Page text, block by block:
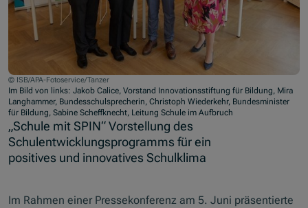
© ISB/APA-Fotoservice/Tanzer
Im Bild von links: Jakob Calice, Vorstand Innovationsstiftung für Bildung, Mira
Langhammer, Bundesschulsprecherin, Christoph Wiederkehr, Bundesminister
für Bildung, Sabine Scheffknecht, Leitung Schule im Aufbruch
„Schule mit SPIN“ Vorstellung des
Schulentwicklungsprogramms für ein
positives und innovatives Schulklima
Im Rahmen einer Pressekonferenz am 5. Juni präsentierte